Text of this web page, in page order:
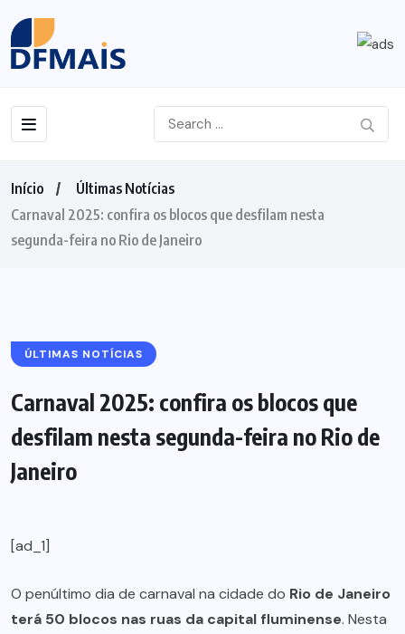
Início
Últimas Notícias
Carnaval 2025: confira os blocos que desfilam nesta
segunda-feira no Rio de Janeiro
ÚLTIMAS NOTÍCIAS
Carnaval 2025: confira os blocos que
desfilam nesta segunda-feira no Rio de
Janeiro
[ad_1]
O penúltimo dia de carnaval na cidade do Rio de Janeiro
terá 50 blocos nas ruas da capital fluminense. Nesta